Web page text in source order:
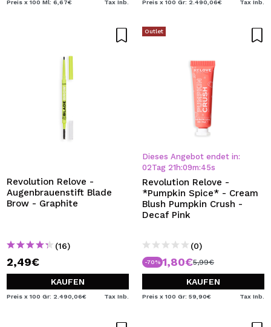
Preis x 100 Ml: 6,67€ Tax Inb. Preis x 100 Gr: 2.490,06€ Tax Inb.
Revolution Relove -
Augenbrauenstift Blade
Brow - Graphite
(16)
2,49€
KAUFEN
Preis x 100 Gr: 2.490,06€ Tax Inb.
Outlet
Dieses Angebot endet in:
02Tag 21 h:09m:43s
Revolution Relove -
*Pumpkin Spice* - Cream
Blush Pumpkin Crush -
Decaf Pink
(0)
-70% 1,80€5,99€
KAUFEN
Preis x 100 Gr: 59,90€ Tax Inb.